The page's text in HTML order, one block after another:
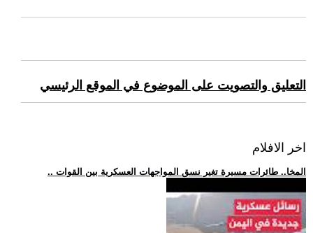
التعليق والتصويت على الموضوع في الموقع الرئيسي
اخر الافلام
.. المخا.. طائرات مسيرة تغير نسق المواجهات العسكرية بين القوات